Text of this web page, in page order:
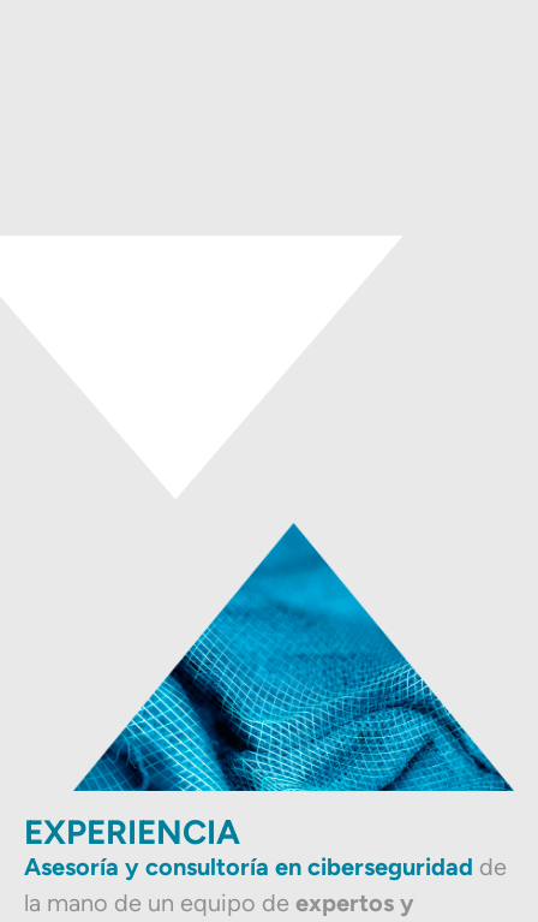
EXPERIENCIA
Asesoría y consultoría en ciberseguridad de
la mano de un equipo de expertos y